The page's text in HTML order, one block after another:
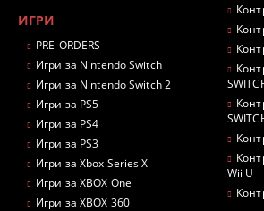
ИГРИ
PRE-ORDERS
Игри за Nintendo Switch
Игри за Nintendo Switch 2
Игри за PS5
Игри за PS4
Игри за PS3
Игри за Xbox Series X
Игри за XBOX One
Игри за XBOX 360
Wii U